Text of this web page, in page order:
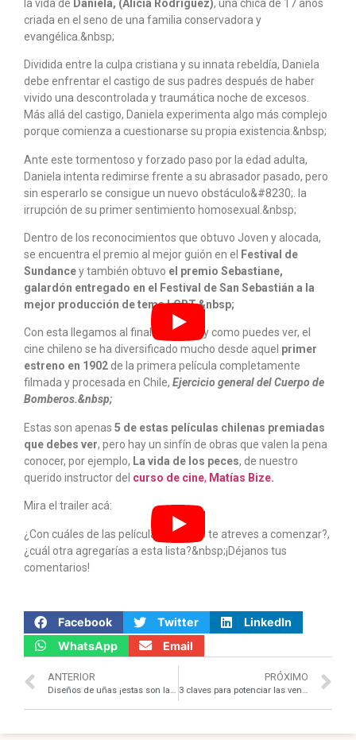
la vida de Daniela, (Alicia Rodríguez), una chica de 17 años
criada en el seno de una familia conservadora y
evangélica.&nbsp;
Dividida entre la culpa cristiana y su innata rebeldía, Daniela
debe enfrentar el castigo de sus padres después de haber
vivido una descontrolada y traumática noche de excesos.
Más allá del castigo, Daniela experimenta algo más complejo
porque comienza a cuestionarse su propia existencia.&nbsp;
Ante este tormentoso y forzado paso por la edad adulta,
Daniela intenta redimirse frente a su abrasador pasado, pero
sin esperarlo se consigue un nuevo obstáculo&#8230;. la
irrupción de su primer sentimiento homosexual.&nbsp;
Dentro de los reconocimientos que obtuvo Joven y alocada,
se encuentra el premio al mejor guión en el
Festival de
Sundancey también obtuvo el premio Sebastiane,
galardón entregado en el Festival de San Sebastián a la
mejor producción de tema LGBT.&nbsp;
Con esta llegamos al final de la lista y como puedes ver, el
cine chileno se ha diversificado mucho desde aquel primer
estreno en 1902 de la primera película completamente
filmada y procesada en Chile, Ejercicio general del Cuerpo de
Bomberos.&nbsp;
Estas son apenas 5 de estas películas chilenas premiadas
que debes ver, pero hay un sinfín de obras que valen la pena
conocer, por ejemplo, La vida de los peces, de nuestro
querido instructor del curso de cine, Matías Bize.
Mira el trailer acá:
¿Con cuáles de las películas chilenas te atreves a comenzar?,
¿cuál otra agregarías a esta lista?&nbsp;¡Déjanos tus
comentarios!
Facebook Twitter
LinkedIn
WhatsApp
Email
ANTERIOR
Diseños de uñas ¡estas son las tendencias imperdibles!
PRÓXIMO
3 claves para potenciar las ventas de tu ecommerce